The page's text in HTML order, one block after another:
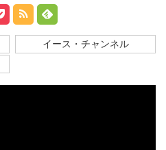
イース・チャンネル